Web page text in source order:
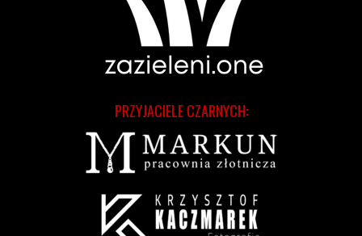
PRZYJACIELE CZARNYCH: